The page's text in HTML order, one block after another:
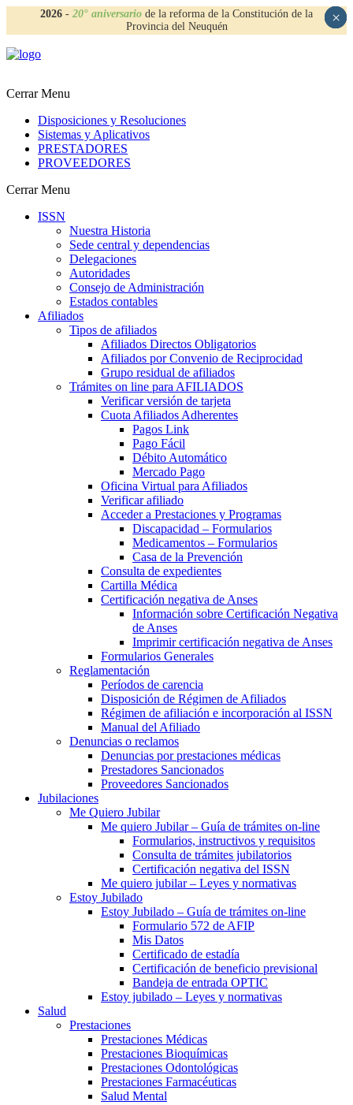
2026 - 20° aniversario de la reforma de la Constitución de la
Provincia del Neuquén
Cerrar Menu
Disposiciones y Resoluciones
Sistemas y Aplicativos
PRESTADORES
PROVEEDORES
Cerrar Menu
ISSN
Nuestra Historia
Sede central y dependencias
Delegaciones
Autoridades
Consejo de Administración
Estados contables
Afiliados
Tipos de afiliados
Afiliados Directos Obligatorios
Afiliados por Convenio de Reciprocidad
Grupo residual de afiliados
Trámites on line para AFILIADOS
Verificar versión de tarjeta
Cuota Afiliados Adherentes
Pagos Link
Pago Fácil
Débito Automático
Mercado Pago
Oficina Virtual para Afiliados
Verificar afiliado
Acceder a Prestaciones y Programas
Discapacidad – Formularios
Medicamentos – Formularios
Casa de la Prevención
Consulta de expedientes
Cartilla Médica
Certificación negativa de Anses
Información sobre Certificación Negativa
de Anses
Imprimir certificación negativa de Anses
Formularios Generales
Reglamentación
Períodos de carencia
Disposición de Régimen de Afiliados
Régimen de afiliación e incorporación al ISSN
Manual del Afiliado
Denuncias o reclamos
Denuncias por prestaciones médicas
Prestadores Sancionados
Proveedores Sancionados
Jubilaciones
Me Quiero Jubilar
Me quiero Jubilar – Guía de trámites on-line
Formularios, instructivos y requisitos
Consulta de trámites jubilatorios
Certificación negativa del ISSN
Me quiero jubilar – Leyes y normativas
Estoy Jubilado
Estoy Jubilado – Guía de trámites on-line
Formulario 572 de AFIP
Mis Datos
Certificado de estadía
Certificación de beneficio previsional
Bandeja de entrada OPTIC
Estoy jubilado – Leyes y normativas
Salud
Prestaciones
Prestaciones Médicas
Prestaciones Bioquímicas
Prestaciones Odontológicas
Prestaciones Farmacéuticas
Salud Mental
×
×
×
×